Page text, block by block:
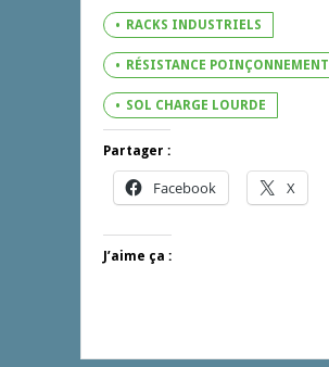
RACKS INDUSTRIELS
RÉSISTANCE POINÇONNEMENT
SOL CHARGE LOURDE
Partager :
Facebook X
J’aime ça :